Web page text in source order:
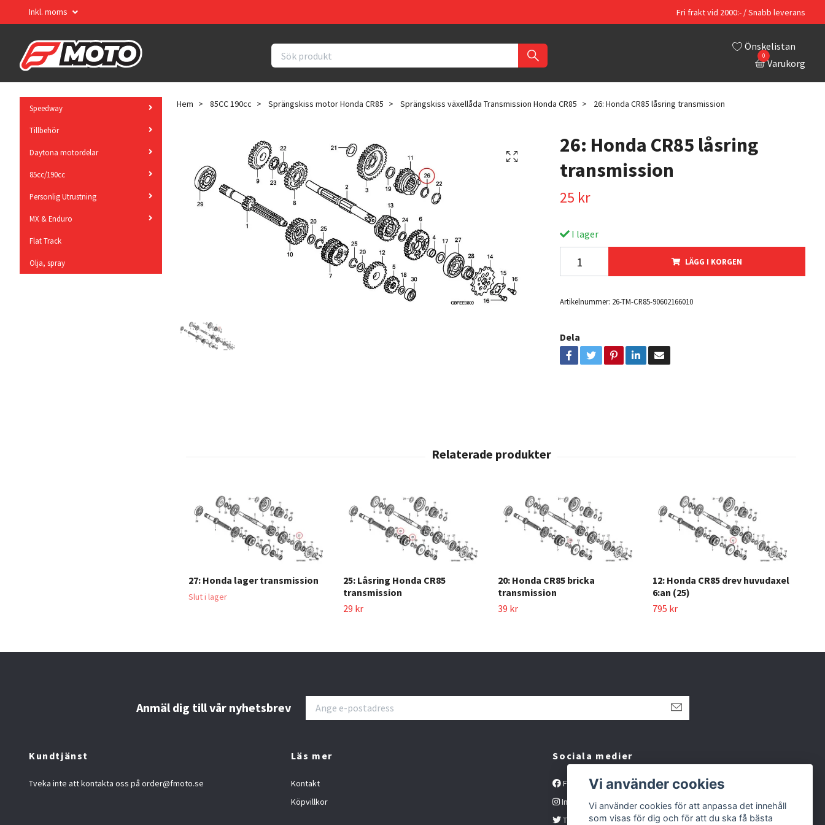
Inkl. moms Fri frakt vid 2000:- / Snabb leverans
Önskelistan
0
Varukorg
Speedway
Tillbehör
Daytona motordelar
85cc/190cc
Personlig Utrustning
MX & Enduro
Flat Track
Olja, spray
Hem 85CC 190cc Sprängskiss motor Honda CR85 Sprängskiss växellåda Transmission Honda CR85 26: Honda CR85 låsring transmission
26: Honda CR85 låsring
transmission
25 kr
I lager
LÄGG I KORGEN
Artikelnummer: 26-TM-CR85-90602166010
Dela
27: Honda lager transmission
Slut i lager
25: Låsring Honda CR85
transmission
29 kr
20: Honda CR85 bricka
transmission
39 kr
12: Honda CR85 drev huvudaxel
6:an (25)
795 kr
Anmäl dig till vår nyhetsbrev
Kundtjänst
Tveka inte att kontakta oss på order@fmoto.se
Läs mer
Kontakt
Köpvillkor
Sociala medier
Facebook
Instagram
Twitter
Vi använder cookies
Vi använder cookies för att anpassa det innehåll
som visas för dig och för att du ska få bästa